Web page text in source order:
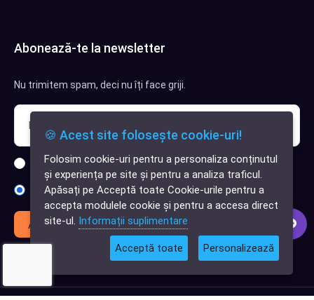
✕
Cauți o aplicație
software?
Abonează-te la newsletter
Nu trimitem spam, deci nu îți face griji.
Sunt interesat de clienți pentru compania mea IT
Sunt interesat de achiziții software
Abonează-te
🍪 Acest site folosește cookie-uri!
Folosim cookie-uri pentru a personaliza conținutul
și experiența pe site și pentru a analiza traficul.
Apăsați pe Acceptă toate Cookie-urile pentru a
accepta modulele cookie și pentru a accesa direct
site-ul. Informații suplimentare
Acceptă toate Personalizează